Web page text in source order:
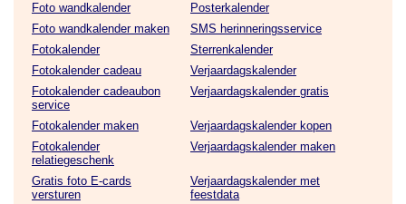
Foto wandkalender
Posterkalender
Foto wandkalender maken
SMS herinneringsservice
Fotokalender
Sterrenkalender
Fotokalender cadeau
Verjaardagskalender
Fotokalender cadeaubon
service
Verjaardagskalender gratis
Fotokalender maken
Verjaardagskalender kopen
Fotokalender
relatiegeschenk
Verjaardagskalender maken
Gratis foto E-cards
versturen
Verjaardagskalender met
feestdata